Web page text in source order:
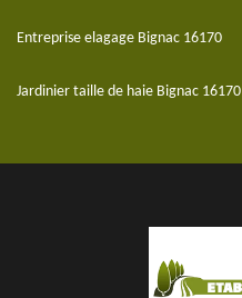
Entreprise elagage Bignac 16170
Jardinier taille de haie Bignac 16170